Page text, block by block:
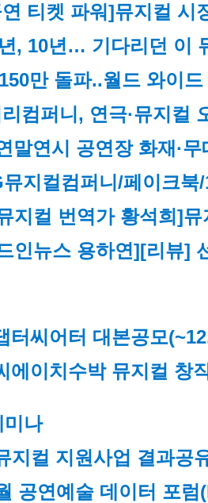
티켓 파워]뮤지컬 시
, 10년… 기다리던 이
만 돌파..월드 와이
컴퍼니, 연극·뮤지컬
말연시 공연장 화재·
뮤지컬컴퍼니/페이크
지컬 번역가 황석희]뮤
인뉴스 용하연][리뷰]
터씨어터 대본공모
에이치수박 뮤지컬 창
나
지컬 지원사업 결과공
공연예술 데이터 포